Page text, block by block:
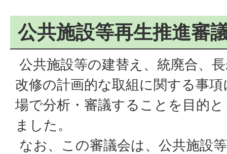
公共施設等再生推進審
公共施設等の建替え、統廃合、
改修の計画的な取組に関する事
場で分析・審議することを目的
ました。
なお、この審議会は、公共施設